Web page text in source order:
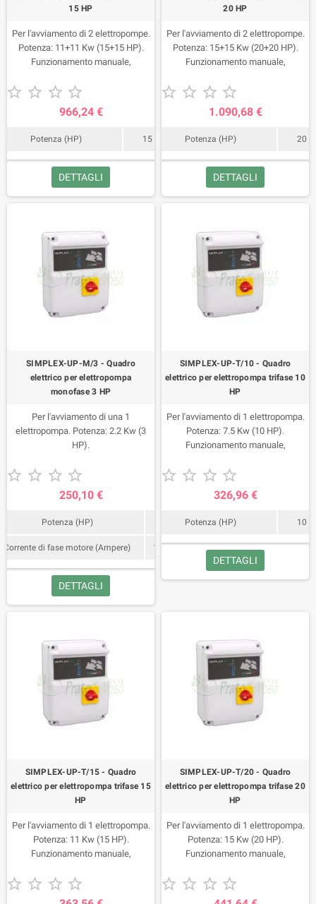
15 HP
Per l'avviamento di 2 elettropompe.
Potenza: 11+11 Kw (15+15 HP).
Funzionamento manuale,
pressostato/galleggiante.
   
966,24 €
Potenza (HP) 15
DETTAGLI
20 HP
Per l'avviamento di 2 elettropompe.
Potenza: 15+15 Kw (20+20 HP).
Funzionamento manuale,
pressostato/galleggiante.
   
1.090,68 €
Potenza (HP) 20
DETTAGLI
SIMPLEX-UP-M/3 - Quadro
elettrico per elettropompa
monofase 3 HP
Per l'avviamento di una 1
elettropompa. Potenza: 2.2 Kw (3
HP).
   
250,10 €
Potenza (HP)
Corrente di fase motore (Ampere) 16
DETTAGLI
SIMPLEX-UP-T/10 - Quadro
elettrico per elettropompa trifase 10
HP
Per l'avviamento di 1 elettropompa.
Potenza: 7.5 Kw (10 HP).
Funzionamento manuale,
pressostato/galleggiante.
   
326,96 €
Potenza (HP) 10
DETTAGLI
SIMPLEX-UP-T/15 - Quadro
elettrico per elettropompa trifase 15
HP
Per l'avviamento di 1 elettropompa.
Potenza: 11 Kw (15 HP).
Funzionamento manuale,
pressostato/galleggiante.
   
SIMPLEX-UP-T/20 - Quadro
elettrico per elettropompa trifase 20
HP
Per l'avviamento di 1 elettropompa.
Potenza: 15 Kw (20 HP).
Funzionamento manuale,
pressostato/galleggiante.
   